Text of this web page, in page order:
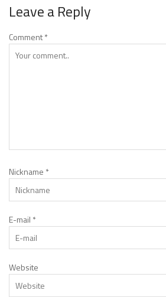
Leave a Reply
Comment*
Nickname *
E-mail *
Website